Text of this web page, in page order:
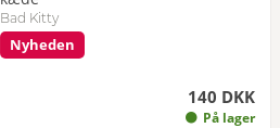
Bad Kitty
Nyheden
140 DKK
På lager